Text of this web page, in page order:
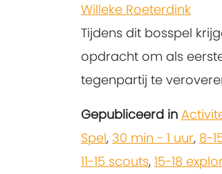
Willeke Roeterdink
Tijdens dit bosspel
opdracht om als
tegenpartij te
Gepubliceerd in
Spel, 30 min - 1 uur, 8-
11-15 scouts, 15-18